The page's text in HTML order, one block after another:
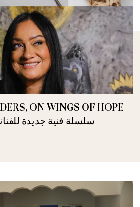
ON WINGS OF HOPE
سلسلة فنية جديدة